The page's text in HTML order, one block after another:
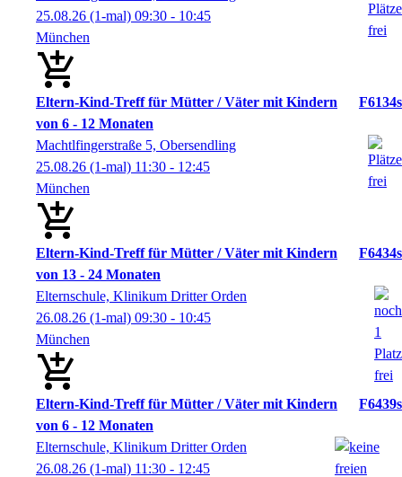
25.08.26 (1-mal) 09:30 - 10:45
München
Eltern-Kind-Treff für Mütter / Väter mit Kindern
von 6 - 12 Monaten
F6134s
Machtlfingerstraße 5, Obersendling
25.08.26 (1-mal) 11:30 - 12:45
München
Eltern-Kind-Treff für Mütter / Väter mit Kindern
von 13 - 24 Monaten
F6434s
Elternschule, Klinikum Dritter Orden
26.08.26 (1-mal) 09:30 - 10:45
München
Eltern-Kind-Treff für Mütter / Väter mit Kindern
von 6 - 12 Monaten
F6439s
Elternschule, Klinikum Dritter Orden
26.08.26 (1-mal) 11:30 - 12:45